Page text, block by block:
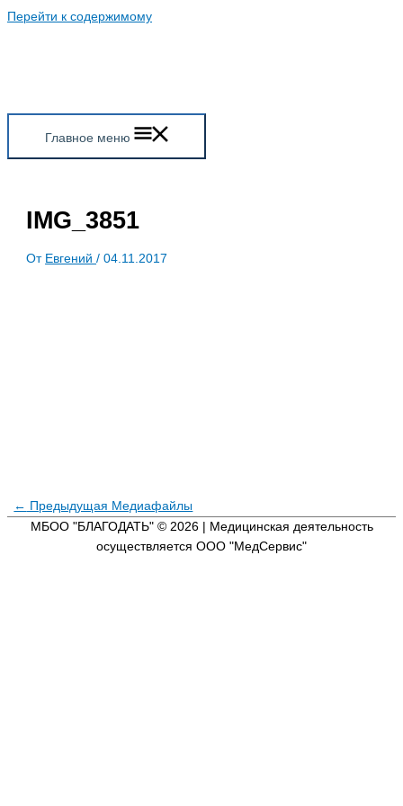
Перейти к содержимому
Главное меню
IMG_3851
От Евгений/04.11.2017
← Предыдущая Медиафайлы
МБОО "БЛАГОДАТЬ" © 2026
| Медицинская деятельность
осуществляется ООО "МедСервис"